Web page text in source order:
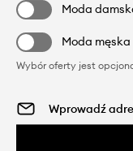
Moda
Moda męska
Wybór oferty jest